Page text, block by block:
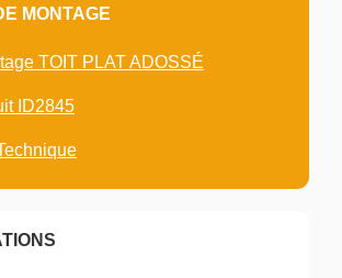
MONTAGE
TOIT PLAT ADOSSÉ
ID2845